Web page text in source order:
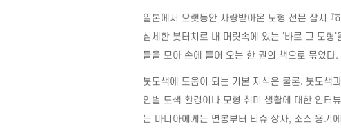
일본에서 오랫동안 사랑받아온 모형 전문 잡지 『
섬세한 붓터치로 내 머릿속에 있는 '바로 그 모형'
들을 모아 손에 들어 오는 한 권의 책으로 묶었다.
붓도색에 도움이 되는 기본 지식은 물론, 붓도색
인별 도색 환경이나 모형 취미 생활에 대한 인터
는 마니아에게는 면봉부터 티슈 상자, 소스 용기